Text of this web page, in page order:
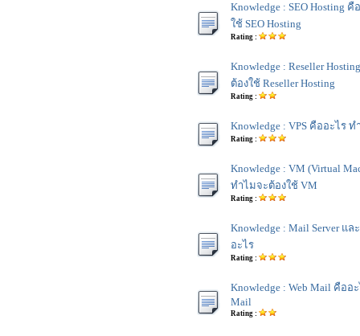
Knowledge : SEO Hosting
ใช้ SEO Hosting
Rating :
Knowledge : Reseller
ต้องใช้ Reseller Hosting
Rating :
Knowledge : VPS คืออะไร
Rating :
Knowledge : VM (Virtual
ทำไมจะต้องใช้ VM
Rating :
Knowledge : Mail Server แล
อะไร
Rating :
Knowledge : Web Mail คืออ
Mail
Rating :